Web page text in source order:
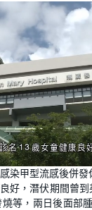
L
o
a
d
e
d
染甲型流感後併發
好，潛伏期間曾
等，兩日後面部